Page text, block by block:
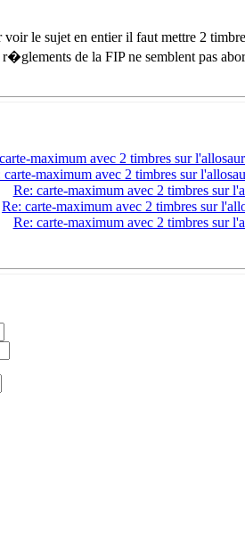
le sujet en entier il faut mettre 2
de la FIP ne semblent pas
maximum avec 2 timbres sur
carte-maximum avec 2 timbres sur
Re: carte-maximum avec 2 timbres sur
Re: carte-maximum avec 2 timbres sur
Re: carte-maximum avec 2 timbres sur